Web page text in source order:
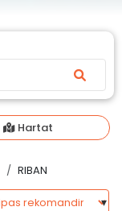
Hartat
RIBAN